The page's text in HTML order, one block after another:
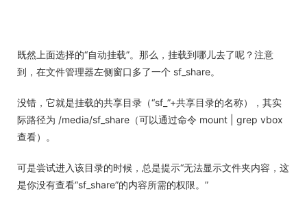
既然上面选择的“自动挂载”。那么，挂载到哪儿去了呢？注意
到，在文件管理器左侧窗口多了一个 sf_share。
没错，它就是挂载的共享目录（“sf_”+共享目录的名称），其实
际路径为 /media/sf_share（可以通过命令 mount | grep vbox
查看）。
可是尝试进入该目录的时候，总是提示“无法显示文件夹内容，这
是你没有查看“sf_share”的内容所需的权限。”